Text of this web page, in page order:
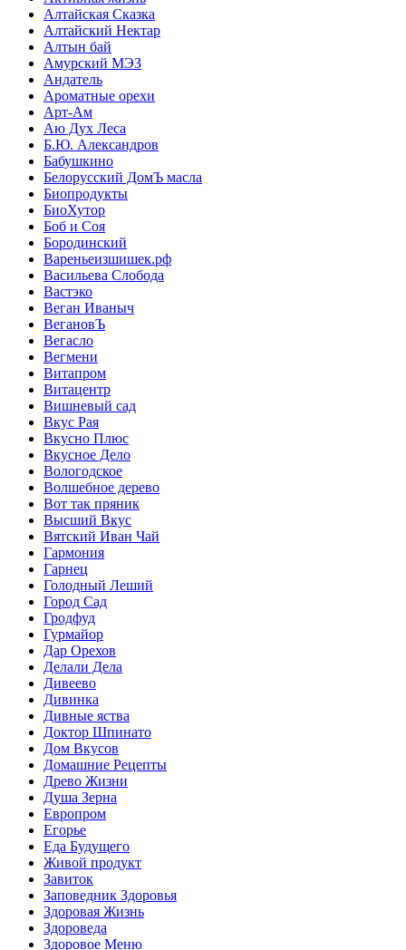
Алтайская Сказка
Алтайский Нектар
Алтын бай
Амурский МЭЗ
Андатель
Ароматные орехи
Арт-Ам
Аю Дух Леса
Б.Ю. Александров
Бабушкино
Белорусский ДомЪ масла
Биопродукты
БиоХутор
Боб и Соя
Бородинский
Вареньеизшишек.рф
Васильева Слобода
Вастэко
Веган Иваныч
ВегановЪ
Вегасло
Вегмени
Витапром
Витацентр
Вишневый сад
Вкус Рая
Вкусно Плюс
Вкусное Дело
Вологодское
Волшебное дерево
Вот так пряник
Высший Вкус
Вятский Иван Чай
Гармония
Гарнец
Голодный Леший
Город Сад
Гродфуд
Гурмайор
Дар Орехов
Делали Дела
Дивеево
Дивинка
Дивные яства
Доктор Шпинато
Дом Вкусов
Домашние Рецепты
Древо Жизни
Душа Зерна
Европром
Егорье
Еда Будущего
Живой продукт
Завиток
Заповедник Здоровья
Здоровая Жизнь
Здороведа
Здоровое Меню